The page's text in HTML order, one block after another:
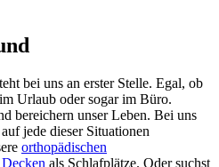
bei uns an erster Stelle. Egal, ob
Urlaub oder sogar im Büro.
bereichern unser Leben. Bei uns
jede dieser Situationen
orthopädischen
als Schlafplätze. Oder suchst